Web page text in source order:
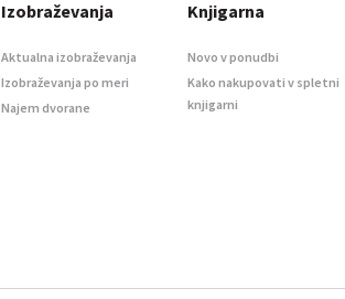
Izobraževanja
Aktualna izobraževanja
Izobraževanja po meri
Najem dvorane
Knjigarna
Novo v ponudbi
Kako nakupovati v spletni
knjigarni